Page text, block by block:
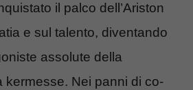
il palco dell’Ariston
e sul talento, diventando
assolute della
kermesse. Nei panni di co-